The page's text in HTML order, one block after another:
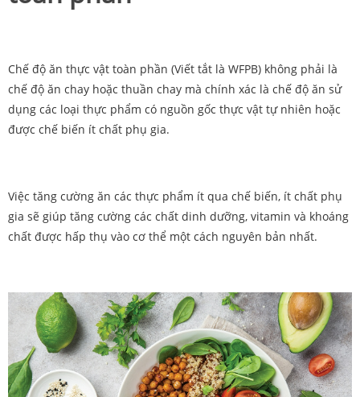
Chế độ ăn thực vật toàn phần (Viết tắt là WFPB) không phải là
chế độ ăn chay hoặc thuần chay mà chính xác là chế độ ăn sử
dụng các loại thực phẩm có nguồn gốc thực vật tự nhiên hoặc
được chế biến ít chất phụ gia.
Việc tăng cường ăn các thực phẩm ít qua chế biến, ít chất phụ
gia sẽ giúp tăng cường các chất dinh dưỡng, vitamin và khoáng
chất được hấp thụ vào cơ thể một cách nguyên bản nhất.